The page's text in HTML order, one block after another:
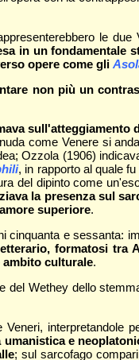
le due
in un
opere come gli
non più un
sull'atteggiamento
come Venere si
Ozzola (1906)
, in rapporto al quale
del dipinto come
la presenza sul
superiore.
e sessanta:
formatosi
ambito culturale.
del Wethey dello
interpretandole
e
; sul sarcofago